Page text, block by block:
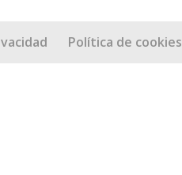
Política de cookies